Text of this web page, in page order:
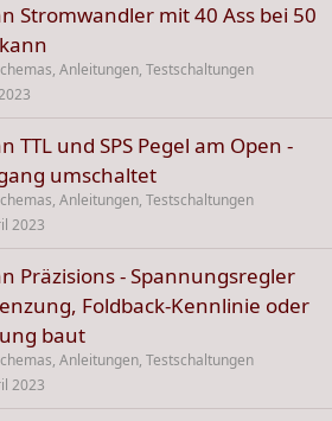
Stromwandler mit 40 Ass bei 50
Anleitungen, Testschaltungen
TTL und SPS Pegel am Open -
umschaltet
Anleitungen, Testschaltungen
2023
Präzisions - Spannungsregler
Foldback-Kennlinie oder
baut
Anleitungen, Testschaltungen
2023